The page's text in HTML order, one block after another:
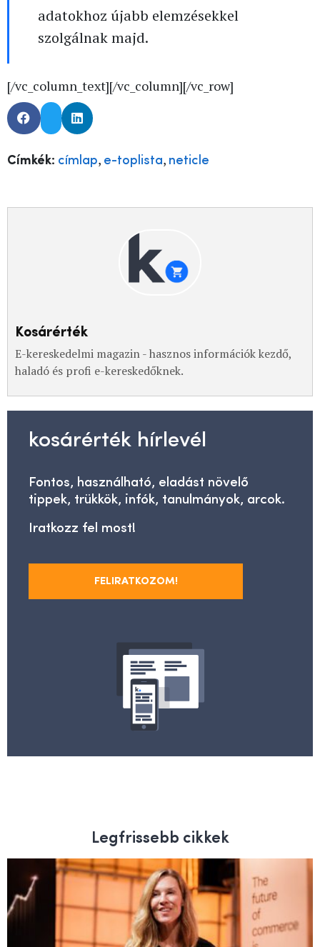
adatokhoz újabb elemzésekkel
szolgálnak majd.
[/vc_column_text][/vc_column][/vc_row]
Címkék: címlap, e-toplista, neticle
Kosárérték
E-kereskedelmi magazin - hasznos információk kezdő,
haladó és profi e-kereskedőknek.
kosárérték hírlevél
Fontos, használható, eladást növelő
tippek, trükkök, infók, tanulmányok, arcok.
Iratkozz fel most!
FELIRATKOZOM!
Legfrissebb cikkek